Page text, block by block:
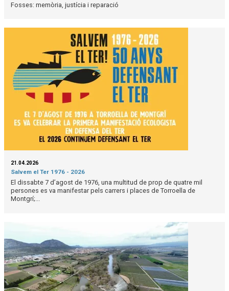
Fosses: memòria, justícia i reparació
21.04.2026
Salvem el Ter 1976 - 2026
El dissabte 7 d’agost de 1976, una multitud de prop de quatre mil
persones es va manifestar pels carrers i places de Torroella de
Montgrí;...